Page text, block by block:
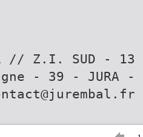
// Z.I. SUD -
- 39 - JURA